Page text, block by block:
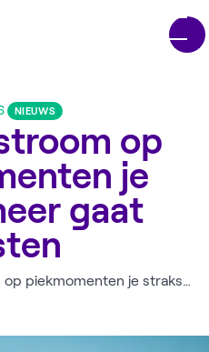
NIEUWS
op
je
gaat
Waarom stroom op piekmomenten je straks meer gaat kosten